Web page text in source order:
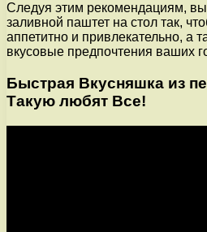
Следуя этим рекомендациям,
заливной паштет на стол так,
аппетитно и привлекательно, а
вкусовые предпочтения ваших
Быстрая Вкусняшка из
Такую любят Все!